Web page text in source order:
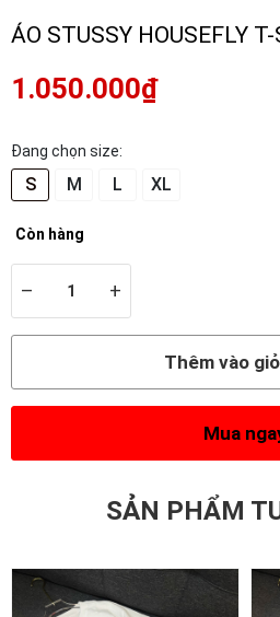
ÁO STUSSY HOUSEFLY
1.050.000₫
Đang chọn size:
S M L XL
Còn hàng
– +
Thêm vào
Mua
SẢN PHẨM